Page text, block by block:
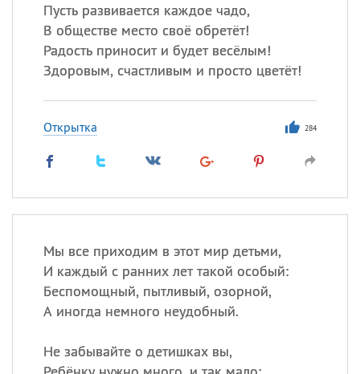
Пусть развивается каждое чадо,
В обществе место своё обретёт!
Радость приносит и будет весёлым!
Здоровым, счастливым и просто цветёт!
Открытка 284
Мы все приходим в этот мир детьми,
И каждый с ранних лет такой особый:
Беспомощный, пытливый, озорной,
А иногда немного неудобный.
Не забывайте о детишках вы,